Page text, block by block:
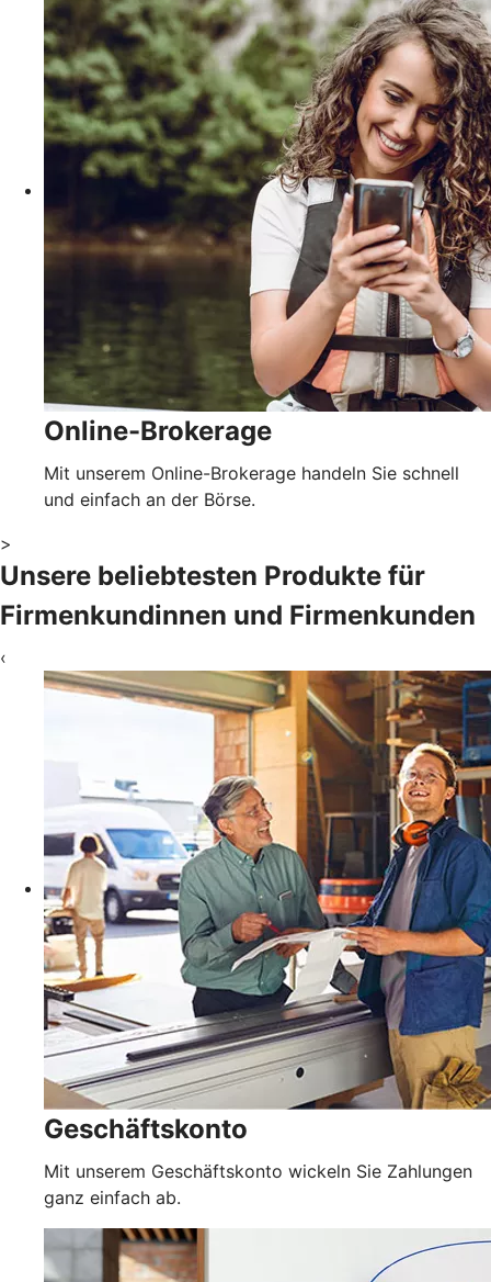
Online-Brokerage
Mit unserem Online-Brokerage handeln Sie schnell
und einfach an der Börse.
>
Unsere beliebtesten Produkte für
Firmenkundinnen und Firmenkunden
‹
Geschäftskonto
Mit unserem Geschäftskonto wickeln Sie Zahlungen
ganz einfach ab.